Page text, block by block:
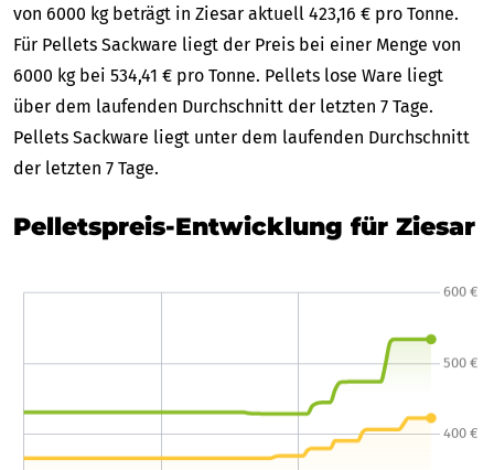
von 6000 kg beträgt in Ziesar aktuell 423,16 € pro Tonne.
Für Pellets Sackware liegt der Preis bei einer Menge von
6000 kg bei 534,41 € pro Tonne. Pellets lose Ware liegt
über dem laufenden Durchschnitt der letzten 7 Tage.
Pellets Sackware liegt unter dem laufenden Durchschnitt
der letzten 7 Tage.
Pelletspreis-Entwicklung für Ziesar